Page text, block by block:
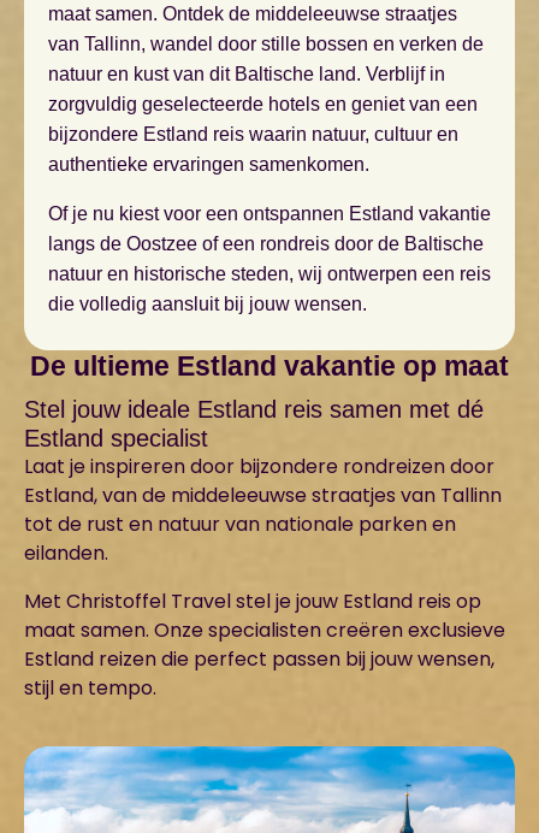
maat samen. Ontdek de middeleeuwse straatjes
van Tallinn, wandel door stille bossen en verken de
natuur en kust van dit Baltische land. Verblijf in
zorgvuldig geselecteerde hotels en geniet van een
bijzondere Estland reis waarin natuur, cultuur en
authentieke ervaringen samenkomen.
Of je nu kiest voor een ontspannen Estland vakantie
langs de Oostzee of een rondreis door de Baltische
natuur en historische steden, wij ontwerpen een reis
die volledig aansluit bij jouw wensen.
De ultieme Estland vakantie op maat
Stel jouw ideale Estland reis samen met dé
Estland specialist
Laat je inspireren door bijzondere rondreizen door
Estland, van de middeleeuwse straatjes van Tallinn
tot de rust en natuur van nationale parken en
eilanden.
Met Christoffel Travel stel je jouw Estland reis op
maat samen. Onze specialisten creëren exclusieve
Estland reizen die perfect passen bij jouw wensen,
stijl en tempo.